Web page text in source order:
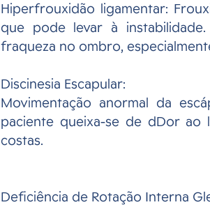
Hiperfrouxidão ligamentar:
que pode levar à
fraqueza no ombro,
Discinesia Escapular:
Movimentação anormal da
paciente queixa-se de dDor
costas.
Deficiência de Rotação Interna